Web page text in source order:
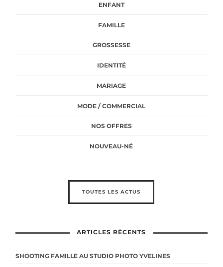
ENFANT
FAMILLE
GROSSESSE
IDENTITÉ
MARIAGE
MODE / COMMERCIAL
NOS OFFRES
NOUVEAU-NÉ
TOUTES LES ACTUS
ARTICLES RÉCENTS
SHOOTING FAMILLE AU STUDIO PHOTO YVELINES